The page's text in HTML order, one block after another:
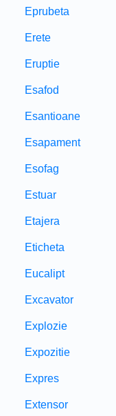
Eprubeta
Erete
Eruptie
Esafod
Esantioane
Esapament
Esofag
Estuar
Etajera
Eticheta
Eucalipt
Excavator
Explozie
Expozitie
Expres
Extensor